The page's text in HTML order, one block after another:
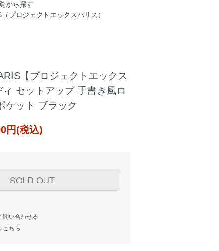
から探す
プロジェクトエックスパリス）
【プロジェクトエックス
セットアップ 手書き風ロ
ケット ブラック
円(税込)
SOLD OUT
問い合わせる
こちら